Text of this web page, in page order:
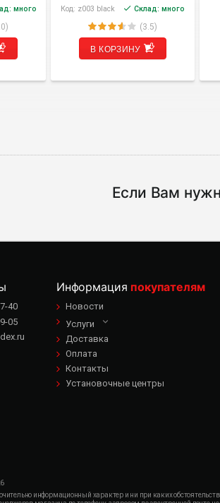
много Код: z003 black Склад: много
(3.5)
В КОРЗИНУ
Если Вам
40
05
Информация покупателям
Новости
Услуги
Доставка
Оплата
Контакты
Установочные центры
информационный характер и ни при каких